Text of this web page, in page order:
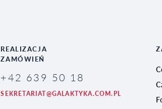
REALIZACJA
ZAMÓWIEŃ
+42 639 50 18
SEKRETARIAT@GALAKTYKA.COM.PL